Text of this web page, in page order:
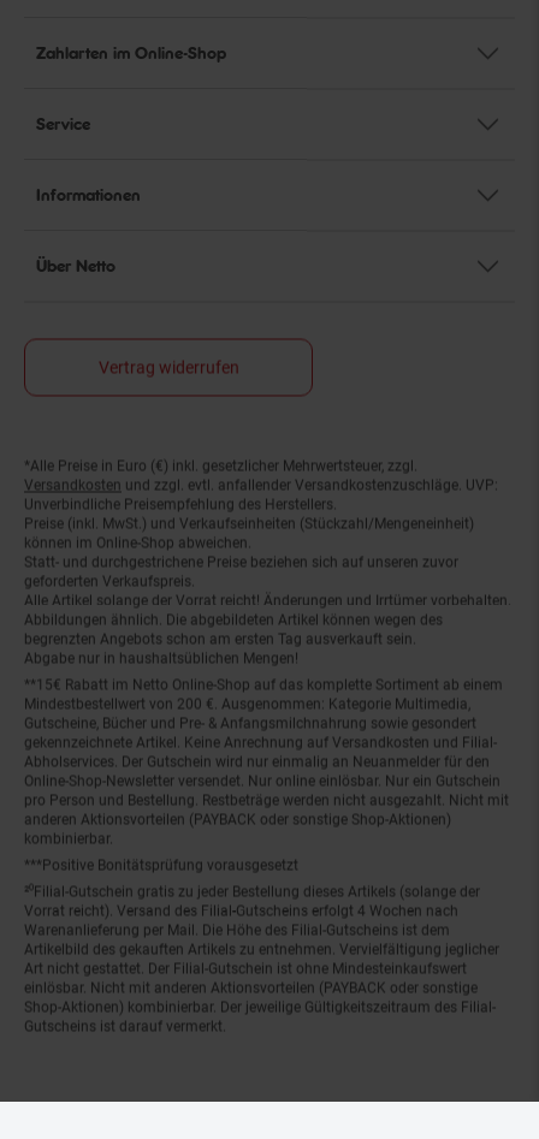
Zahlarten im Online-Shop
Service
Informationen
Über Netto
Vertrag widerrufen
Fußnoten
*Alle Preise in Euro (€) inkl. gesetzlicher Mehrwertsteuer, zzgl.
Versandkosten und zzgl. evtl. anfallender Versandkostenzuschläge. UVP:
Unverbindliche Preisempfehlung des Herstellers.
Preise (inkl. MwSt.) und Verkaufseinheiten (Stückzahl/Mengeneinheit)
können im Online-Shop abweichen.
Statt- und durchgestrichene Preise beziehen sich auf unseren zuvor
geforderten Verkaufspreis.
Alle Artikel solange der Vorrat reicht! Änderungen und Irrtümer vorbehalten.
Abbildungen ähnlich. Die abgebildeten Artikel können wegen des
begrenzten Angebots schon am ersten Tag ausverkauft sein.
Abgabe nur in haushaltsüblichen Mengen!
**15€ Rabatt im Netto Online-Shop auf das komplette Sortiment ab einem
Mindestbestellwert von 200 €. Ausgenommen: Kategorie Multimedia,
Gutscheine, Bücher und Pre- & Anfangsmilchnahrung sowie gesondert
gekennzeichnete Artikel. Keine Anrechnung auf Versandkosten und Filial-
Abholservices. Der Gutschein wird nur einmalig an Neuanmelder für den
Online-Shop-Newsletter versendet. Nur online einlösbar. Nur ein Gutschein
pro Person und Bestellung. Restbeträge werden nicht ausgezahlt. Nicht mit
anderen Aktionsvorteilen (PAYBACK oder sonstige Shop-Aktionen)
kombinierbar.
***Positive Bonitätsprüfung vorausgesetzt
²⁰Filial-Gutschein gratis zu jeder Bestellung dieses Artikels (solange der
Vorrat reicht). Versand des Filial-Gutscheins erfolgt 4 Wochen nach
Warenanlieferung per Mail. Die Höhe des Filial-Gutscheins ist dem
Artikelbild des gekauften Artikels zu entnehmen. Vervielfältigung jeglicher
Art nicht gestattet. Der Filial-Gutschein ist ohne Mindesteinkaufswert
einlösbar. Nicht mit anderen Aktionsvorteilen (PAYBACK oder sonstige
Shop-Aktionen) kombinierbar. Der jeweilige Gültigkeitszeitraum des Filial-
Gutscheins ist darauf vermerkt.